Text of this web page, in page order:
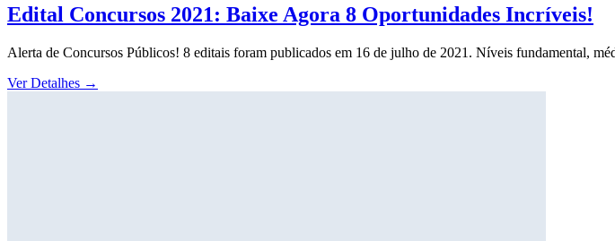
Edital Concursos 2021: Baixe Agora 8 Oportunidades Incríveis!
Alerta de Concursos Públicos! 8 editais foram publicados em 16 de julho de 2021. Níveis fundamental,
Ver Detalhes →